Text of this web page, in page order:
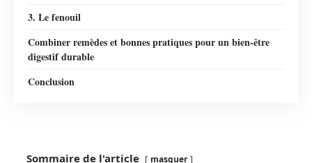
3. Le fenouil
Combiner remèdes et bonnes pratiques pour un bien-être
digestif durable
Conclusion
Sommaire de l'article masquer